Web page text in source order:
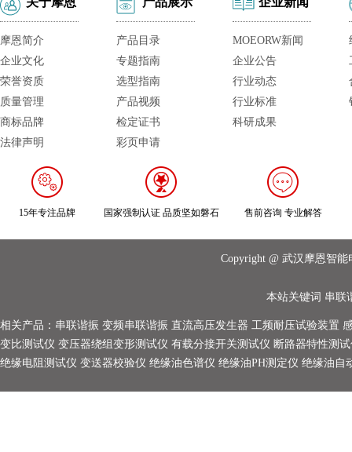
摩恩简介
企业文化
荣誉资质
质量管理
商标品牌
法律声明
产品目录
专题指南
选型指南
产品视频
检定证书
彩页申请
MOEORW新闻
企业公告
行业动态
行业标准
科研成果
15年专注品牌 国家强制认证 品质坚如磐石 售前咨询 专业解答
Copyright @ 武汉摩恩智
本站关键词 串联
相关产品： 串联谐振 变频串联谐振 直流高压发生器 工频耐压试验装置
变比测试仪 变压器绕组变形测试仪 有载分接开关测试仪 断路器特性测
绝缘电阻测试仪 变送器校验仪 绝缘油色谱仪 绝缘油PH测定仪 绝缘油自